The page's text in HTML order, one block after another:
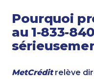
Pourquoi
au 1-833-
MetCréditrelève